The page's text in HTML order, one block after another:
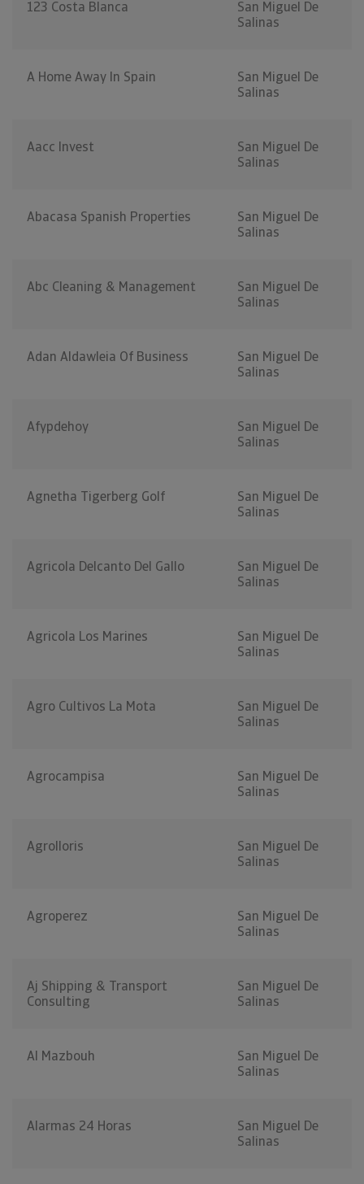
123 Costa Blanca
San Miguel De
Salinas
A Home Away In Spain
San Miguel De
Salinas
Aacc Invest
San Miguel De
Salinas
Abacasa Spanish Properties
San Miguel De
Salinas
Abc Cleaning & Management
San Miguel De
Salinas
Adan Aldawleia Of Business
San Miguel De
Salinas
Afypdehoy
San Miguel De
Salinas
Agnetha Tigerberg Golf
San Miguel De
Salinas
Agricola Delcanto Del Gallo
San Miguel De
Salinas
Agricola Los Marines
San Miguel De
Salinas
Agro Cultivos La Mota
San Miguel De
Salinas
Agrocampisa
San Miguel De
Salinas
Agrolloris
San Miguel De
Salinas
Agroperez
San Miguel De
Salinas
Aj Shipping & Transport
Consulting
San Miguel De
Salinas
Al Mazbouh
San Miguel De
Salinas
Alarmas 24 Horas
San Miguel De
Salinas